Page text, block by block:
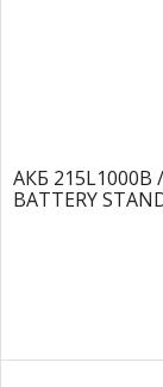
АКБ 215L1000B
BATTERY